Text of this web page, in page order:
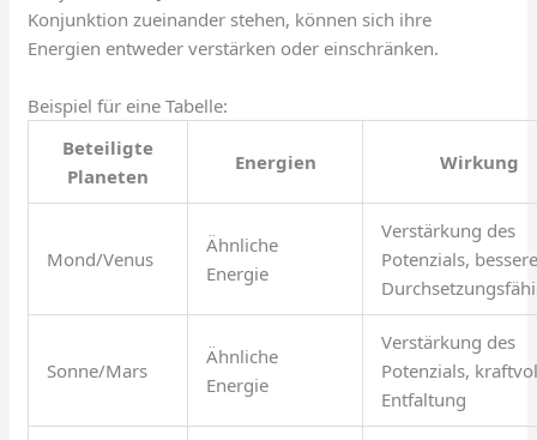
Konjunktion zueinander stehen, können sich ihre
Energien entweder verstärken oder einschränken.
Beispiel für eine Tabelle:
Beteiligte
Planeten
Energien Wirkung
Mond/Venus
Ähnliche
Energie
Verstärkung des
Potenzials,
Sonne/Mars
Ähnliche
Energie
Verstärkung des
Potenzials,
Entfaltung